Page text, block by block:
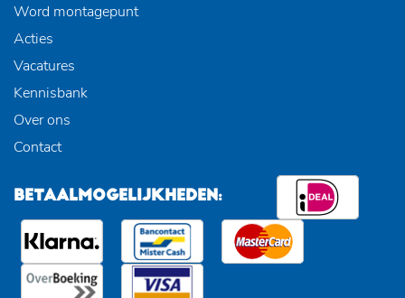
Word montagepunt
Acties
Vacatures
Kennisbank
Over ons
Contact
BETAALMOGELIJKHEDEN: